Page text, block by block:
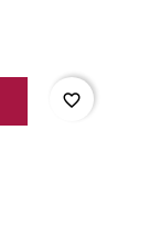
favorite_border